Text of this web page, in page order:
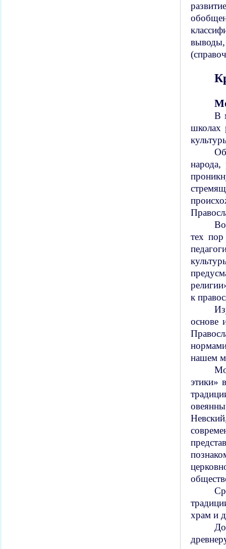
В
школах
народа,
тех
к
основе
нашем
этики»
храм и